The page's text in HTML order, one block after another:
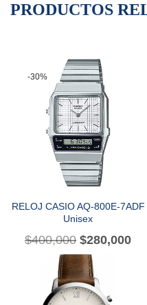
PRODUCTOS
-30%
RELOJ CASIO AQ-800E-7ADF
Unisex
$400,000 $280,000